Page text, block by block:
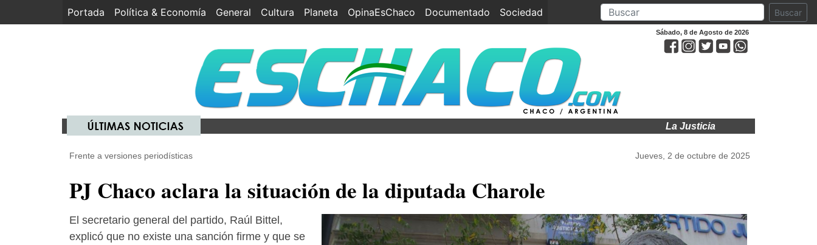
Portada (current)
Política & Economía General Cultura Planeta OpinaEsChaco Documentado Sociedad Buscar
Sábado, 8 de Agosto de 2026
La Justicia ratificó la cautelar y
Frente a versiones periodísticas Jueves, 2 de octubre de 2025
PJ Chaco aclara la situación de la diputada Charole
El secretario general del partido, Raúl Bittel,
explicó que no existe una sanción firme y que se